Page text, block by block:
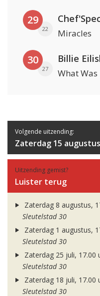
29
22 Miracles
30
27
Billie
What Was
Volgende uitzending:
Zaterdag 15
Uitzending gemist?
Luister terug
Zaterdag 8 augustus,
Sleutelstad 30
Zaterdag 1 augustus,
Sleutelstad 30
Zaterdag 25 juli, 17.00
Sleutelstad 30
Zaterdag 18 juli, 17.00
Sleutelstad 30